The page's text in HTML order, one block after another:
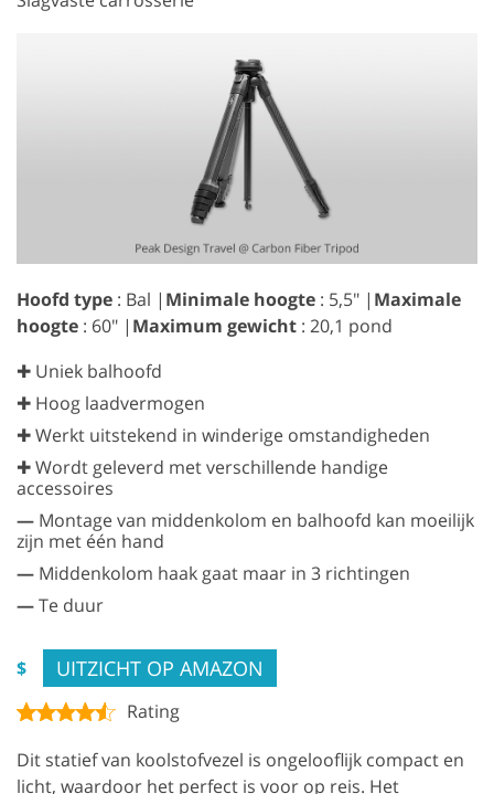
Hoofd type : Bal | Minimale hoogte : 5,5" | Maximale
hoogte : 60" | Maximum gewicht : 20,1 pond
✚ Uniek balhoofd
✚ Hoog laadvermogen
✚ Werkt uitstekend in winderige omstandigheden
✚ Wordt geleverd met verschillende handige
accessoires
— Montage van middenkolom en balhoofd kan moeilijk
zijn met één hand
— Middenkolom haak gaat maar in 3 richtingen
—Te duur
$ UITZICHT OP AMAZON
Rating
Dit statief van koolstofvezel is ongelooflijk compact en
licht, waardoor het perfect is voor op reis. Het